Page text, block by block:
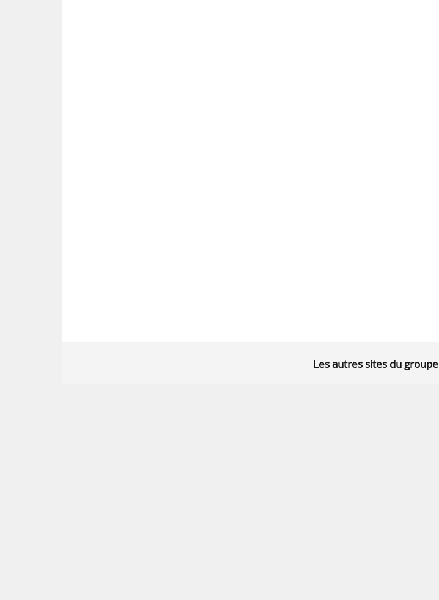
Les autres sites du groupe